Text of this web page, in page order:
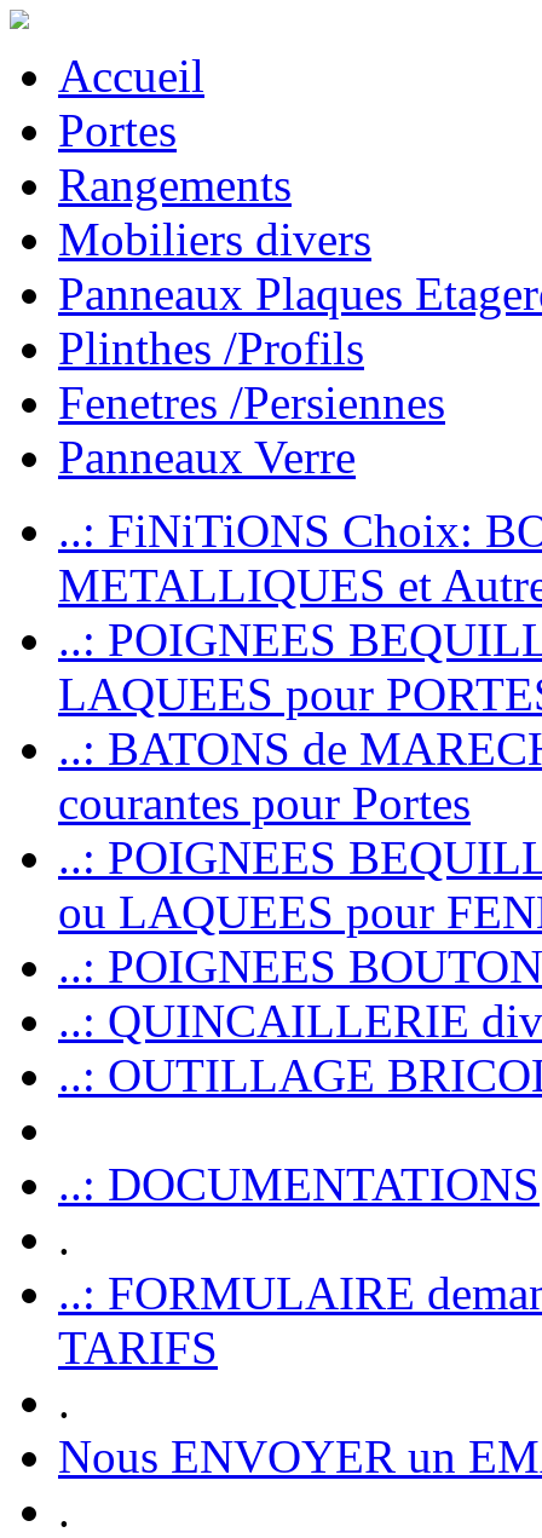
Accueil
Portes
Rangements
Mobiliers divers
Panneaux Plaques
Plinthes /Profils
Fenetres /Persiennes
Panneaux Verre
..: FiNiTiONS Choix:
METALLIQUES et
..: POIGNEES
LAQUEES pour
..: BATONS de
courantes pour Portes
..: POIGNEES
ou LAQUEES pour
..: POIGNEES
..: QUINCAILLERIE
..: OUTILLAGE
..: DOCUMENTATIONS
.
..: FORMULAIRE
TARIFS
.
Nous ENVOYER un
.